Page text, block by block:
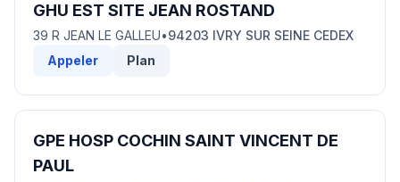
GHU EST SITE JEAN ROSTAND
39 R JEAN LE GALLEU•94203 IVRY SUR SEINE CEDEX
Appeler
Plan
GPE HOSP COCHIN SAINT VINCENT DE
PAUL